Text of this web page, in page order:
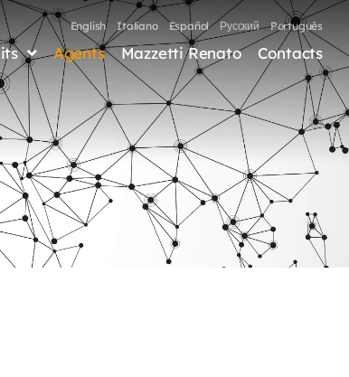
English Italiano Español Русский Português
Agents Mazzetti Renato Contacts